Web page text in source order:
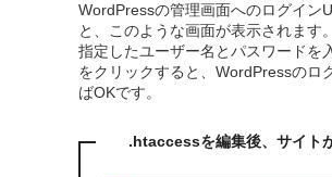
WordPressの管理画面へのログイン
と、このような画面が表示されます
指定したユーザー名とパスワードを
をクリックすると、WordPressのロ
ばOKです。
.htaccessを編集後、サイト